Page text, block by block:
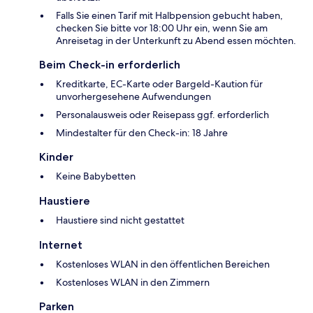
Falls Sie einen Tarif mit Halbpension gebucht haben,
checken Sie bitte vor 18:00 Uhr ein, wenn Sie am
Anreisetag in der Unterkunft zu Abend essen möchten.
Beim Check-in erforderlich
Kreditkarte, EC-Karte oder Bargeld-Kaution für
unvorhergesehene Aufwendungen
Personalausweis oder Reisepass ggf. erforderlich
Mindestalter für den Check-in: 18 Jahre
Kinder
Keine Babybetten
Haustiere
Haustiere sind nicht gestattet
Internet
Kostenloses WLAN in den öffentlichen Bereichen
Kostenloses WLAN in den Zimmern
Parken